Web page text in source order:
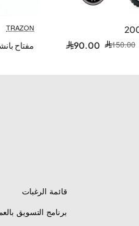
90.00
150.00
-12%
TRAZON
مفتاح
قائمة الرغبات
برنامج التسويق